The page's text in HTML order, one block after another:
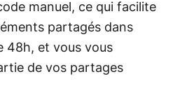
manuel, ce qui facilite
partagés dans
48h, et vous vous
de vos partages